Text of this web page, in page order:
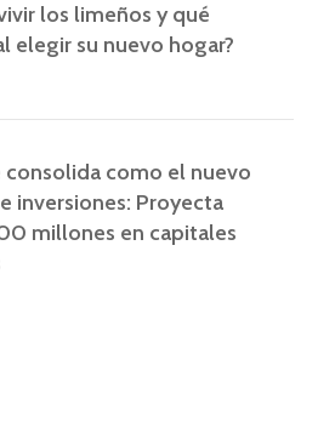
los limeños y qué
elegir su nuevo hogar?
consolida como el nuevo
inversiones: Proyecta
millones en capitales